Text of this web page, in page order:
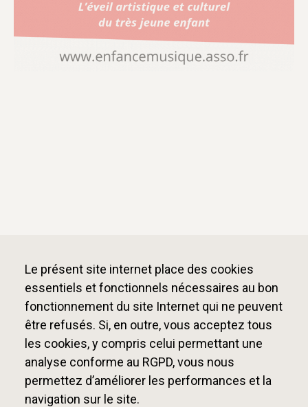
Le présent site internet place des cookies
essentiels et fonctionnels nécessaires au bon
fonctionnement du site Internet qui ne peuvent
être refusés. Si, en outre, vous acceptez tous
les cookies, y compris celui permettant une
analyse conforme au RGPD, vous nous
permettez d’améliorer les performances et la
navigation sur le site.